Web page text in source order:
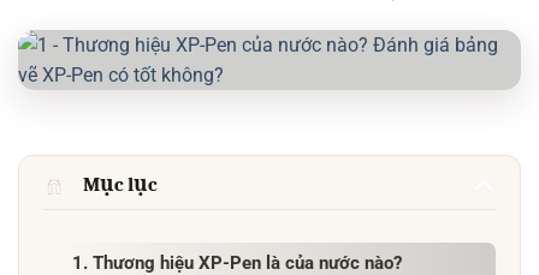
Mục lục
1. Thương hiệu XP-Pen là của nước nào?